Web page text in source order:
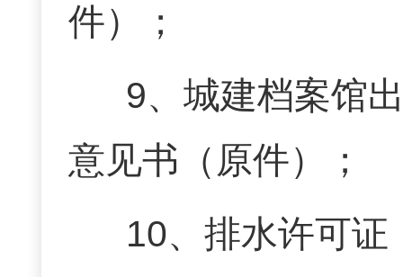
件）；
9、城建档案馆
意见书（原件）；
10、排水许可